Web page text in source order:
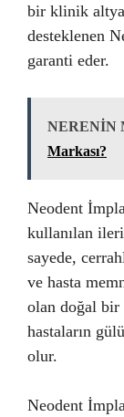
bir klinik
desteklenen
garanti eder.
NERENİN
Markası?
Neodent
kullanılan
sayede,
ve hasta
olan doğal bir
hastaların
olur.
Neodent